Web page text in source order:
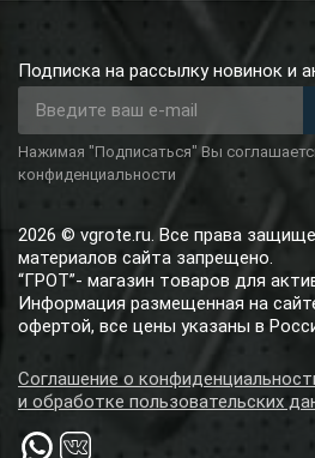
Подписка на рассылку новинок и
Нажимая "Подписаться" Вы
конфиденциальности
2026 © vgrote.ru. Все права
материалов сайта запрещено.
“ГРОТ”- магазин товаров для
Информация размещенная на
офертой, все цены указаны в
Соглашение о
и обработке пользовательских